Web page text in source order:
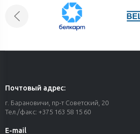
Почтовый адрес:
г. Барановичи, пр-т Советский, 20
Тел./факс: +375 163 58 15 60
E-mail